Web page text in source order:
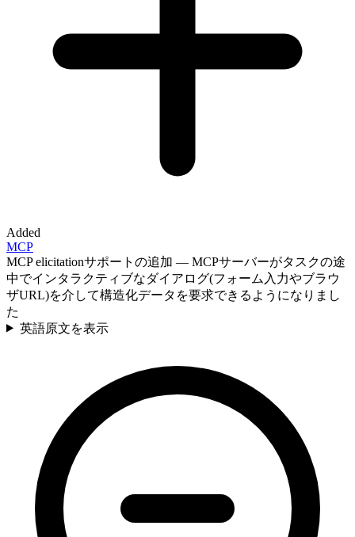
Added
MCP
MCP elicitationサポートの追加 — MCPサーバーがタスクの途
中でインタラクティブなダイアログ(フォーム入力やブラウ
ザURL)を介して構造化データを要求できるようになりまし
た
英語原文を表示